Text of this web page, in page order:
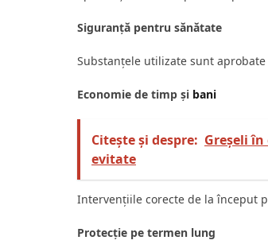
Siguranță pentru sănătate
Substanțele utilizate sunt
Economie de timp și bani
Citește și despre: Greșeli
evitate
Intervențiile corecte de la început
Protecție pe termen lung